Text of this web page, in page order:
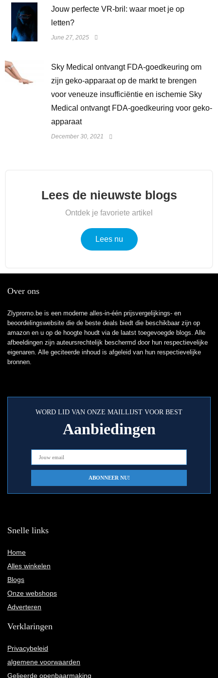
Jouw perfecte VR-bril: waar moet je op
letten?
June 27, 2025
Sky Medical ontvangt FDA-goedkeuring om
zijn geko-apparaat op de markt te brengen
voor veneuze insufficiëntie en ischemie Sky
Medical ontvangt FDA-goedkeuring voor geko-
apparaat
December 30, 2021
Lees de nieuwste blogs
Ontdek je favoriete artikel
Lees nu
Over ons
Zlypromo.be is een moderne alles-in-één prijsvergelijkings- en
beoordelingswebsite die de beste deals biedt die beschikbaar zijn op
amazon en u op de hoogte houdt via de laatst toegevoegde blogs. Alle
afbeeldingen zijn auteursrechtelijk beschermd door hun respectievelijke
eigenaren. Alle geciteerde inhoud is afgeleid van hun respectievelijke
bronnen.
WORD LID VAN ONZE MAILLIJST VOOR BEST
Aanbiedingen
Snelle links
Home
Alles winkelen
Blogs
Onze webshops
Adverteren
Verklaringen
Privacybeleid
algemene voorwaarden
Gelieerde openbaarmaking